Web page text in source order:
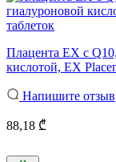
Плацента EX с
кислотой, EX
Напишите отзыв
88,18 ₾